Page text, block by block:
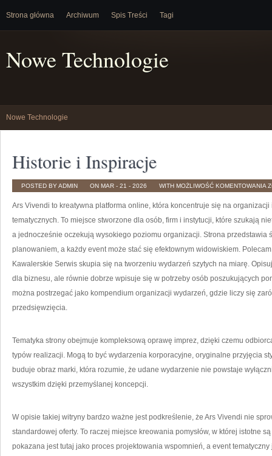
Strona główna Archiwum Spis Treści Tagi
Nowe Technologie
Nowe Technologie
Historie i Inspiracje
POSTED BY ADMIN ON MAR - 21 - 2026 WITH MOŻLIWOŚĆ KOMENTOWANIA
I
Ars Vivendi to kreatywna platforma online, która koncentruje się na
tematycznych. To miejsce stworzone dla osób, firm i instytucji, które szukają
a jednocześnie oczekują wysokiego poziomu organizacji. Strona przedstawia
planowaniem, a każdy event może stać się efektownym widowiskiem.
Kawalerskie Serwis skupia się na tworzeniu wydarzeń szytych na miarę.
dla biznesu, ale równie dobrze wpisuje się w potrzeby osób poszukujących
można postrzegać jako kompendium organizacji wydarzeń, gdzie liczy się
przedsięwzięcia.
Tematyka strony obejmuje kompleksową oprawę imprez, dzięki czemu
typów realizacji. Mogą to być wydarzenia korporacyjne, oryginalne przyjęcia
buduje obraz marki, która rozumie, że udane wydarzenie nie powstaje
wszystkim dzięki przemyślanej koncepcji.
W opisie takiej witryny bardzo ważne jest podkreślenie, że Ars Vivendi nie
standardowej oferty. To raczej miejsce kreowania pomysłów, w której istotne
pokazana jest tutaj jako proces projektowania wspomnień, a event